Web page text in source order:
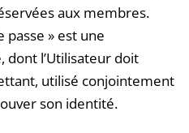
aux membres.
passe » est une
l’Utilisateur doit
utilisé conjointement
son identité.